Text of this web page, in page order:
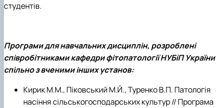
студентів.
Програми для навчальних дисциплін, розроблені
співробітниками кафедри фітопатології НУБіП України
спільно з вченими інших установ:
Кирик М.М., Піковський М.Й., Туренко В.П. Патологія
насіння сільськогосподарських культур // Програма